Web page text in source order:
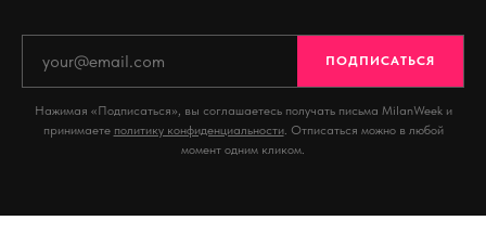
ПОДПИСАТЬСЯ
Нажимая «Подписаться», вы соглашаетесь получать письма MilanWeek и
принимаете политику конфиденциальности. Отписаться можно в любой
момент одним кликом.